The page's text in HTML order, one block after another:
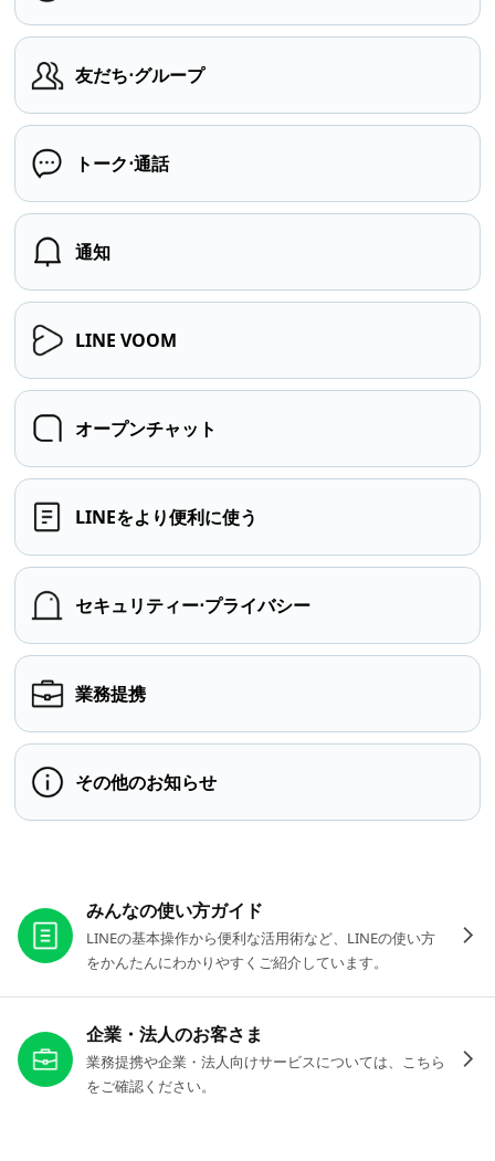
友だち⋅グループ
トーク⋅通話
通知
LINE VOOM
オープンチャット
LINEをより便利に使う
セキュリティー⋅プライバシー
業務提携
その他のお知らせ
みんなの使い方ガイド
LINEの基本操作から便利な活用術など、LINEの使い方
をかんたんにわかりやすくご紹介しています。
企業・法人のお客さま
業務提携や企業・法人向けサービスについては、こちら
をご確認ください。